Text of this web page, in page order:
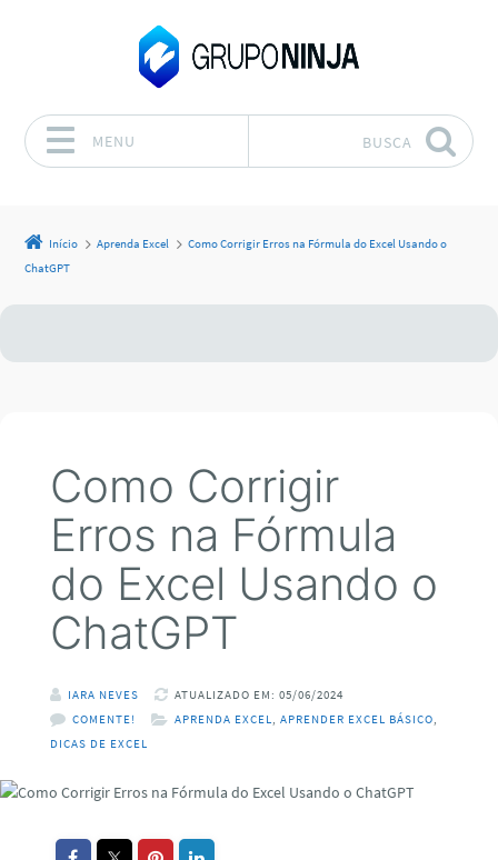
MENU BUSCA
Início Aprenda Excel
Como Corrigir Erros na Fórmula do Excel Usando o
ChatGPT
Como Corrigir
Erros na Fórmula
do Excel Usando o
ChatGPT
IARA NEVES
ATUALIZADO EM: 05/06/2024
COMENTE!
APRENDA EXCEL, APRENDER EXCEL BÁSICO,
DICAS DE EXCEL